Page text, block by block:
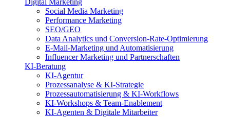
Digital Marketing
Social Media Marketing
Performance Marketing
SEO/GEO
Data Analytics und Conversion-Rate-Optimierung
E-Mail-Marketing und Automatisierung
Influencer Marketing und Partnerschaften
KI-Beratung
KI-Agentur
Prozessanalyse & KI-Strategie
Prozessautomatisierung & KI-Workflows
KI-Workshops & Team-Enablement
KI-Agenten & Digitale Mitarbeiter